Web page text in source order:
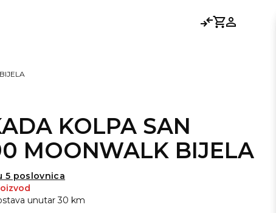
Usporedi
Košarica
Prijavi se
KOLPA SAN
MOONWALK BIJELA
5 poslovnica
unutar 30 km